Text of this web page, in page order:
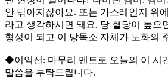
안 닦아지잖아요. 또는 가스레인지 위
라고 생각하시면 돼요. 당 혈당이 높으
형성이 되고 이 당독소 자체가 노화의
◆이익선: 마무리 멘트로 오늘의 이 시
말씀을 부탁드립니다.